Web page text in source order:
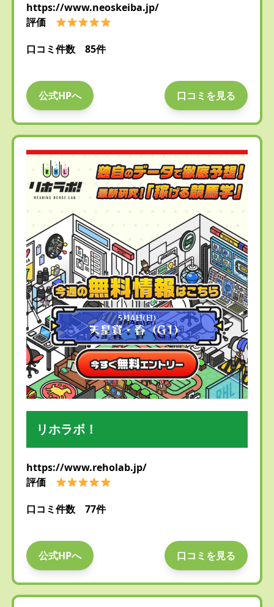
https://www.neoskeiba.jp/
評価
口コミ件数 85件
公式HPへ 口コミを見る
リホラボ！
https://www.reholab.jp/
評価
口コミ件数 77件
公式HPへ 口コミを見る